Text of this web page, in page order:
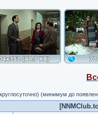
(минимум до